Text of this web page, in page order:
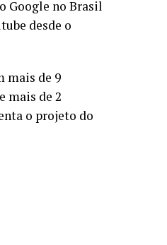
Google no Brasil
desde o
mais de 9
mais de 2
o projeto do